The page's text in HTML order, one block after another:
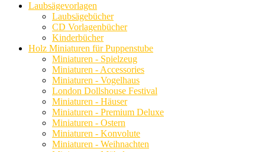
Laubsägevorlagen
Laubsägebücher
CD Vorlagenbücher
Kinderbücher
Holz Miniaturen für Puppenstube
Miniaturen - Spielzeug
Miniaturen - Accessories
Miniaturen - Vogelhaus
London Dollshouse Festival
Miniaturen - Häuser
Miniaturen - Premium Deluxe
Miniaturen - Ostern
Miniaturen - Konvolute
Miniaturen - Weihnachten